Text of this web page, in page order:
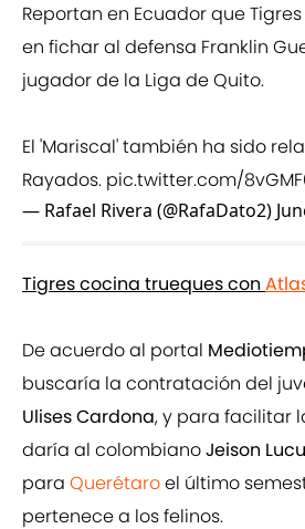
Reportan en Ecuador que
en fichar al defensa Franklin
jugador de la Liga de Quito.
El 'Mariscal' también ha sido
Rayados. pic.twitter.com/
— Rafael Rivera (@RafaDato2)
Tigres cocina trueques con
De acuerdo al portal
buscaría la contratación del
Ulises Cardona, y para facilitar
daría al colombianoJeison
para Querétaroel último
pertenece a los felinos.